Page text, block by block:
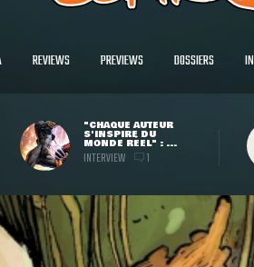
REVIEWS PREVIEWS DOSSIERS
"CHAQUE AUTEUR
S'INSPIRE DU
MONDE RÉEL" : ...
INTERVIEW 1